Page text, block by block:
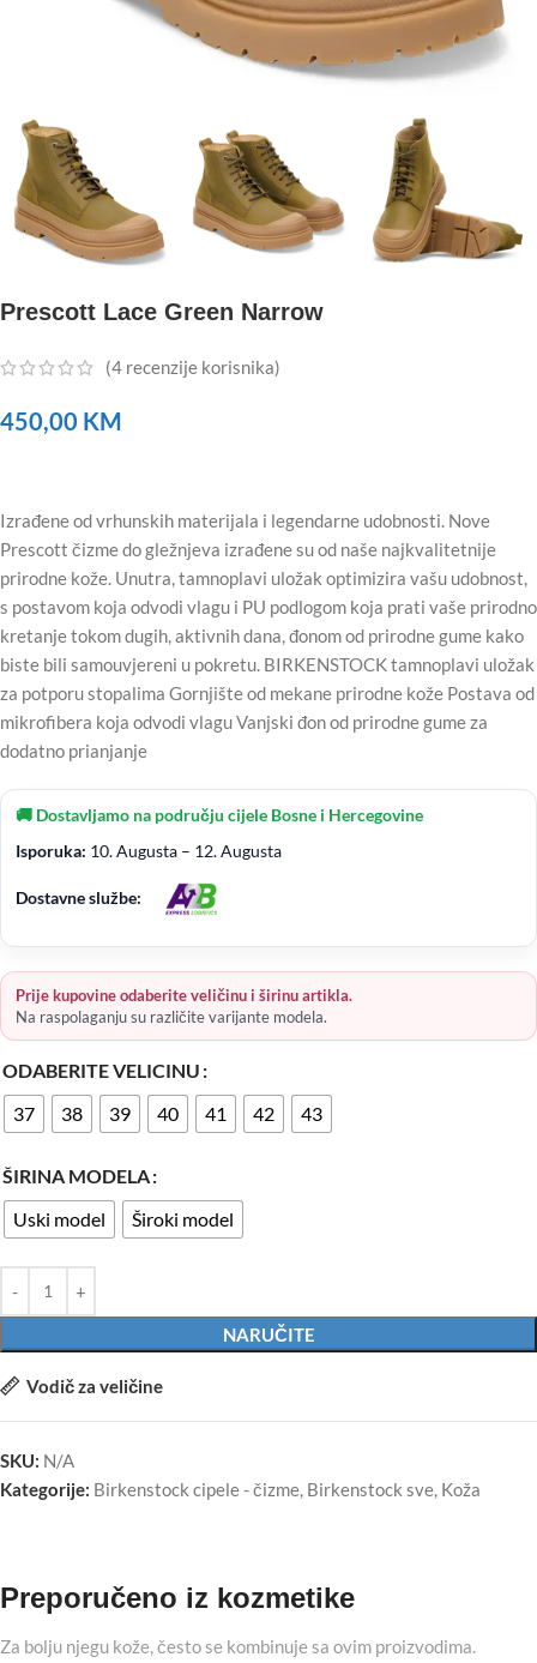
Prescott Lace Green Narrow
(4 recenzije korisnika)
450,00 KM
Izrađene od vrhunskih materijala i legendarne udobnosti. Nove
Prescott čizme do gležnjeva izrađene su od naše najkvalitetnije
prirodne kože. Unutra, tamnoplavi uložak optimizira vašu udobnost,
s postavom koja odvodi vlagu i PU podlogom koja prati vaše prirodno
kretanje tokom dugih, aktivnih dana, đonom od prirodne gume kako
biste bili samouvjereni u pokretu. BIRKENSTOCK tamnoplavi uložak
za potporu stopalima Gornjište od mekane prirodne kože Postava od
mikrofibera koja odvodi vlagu Vanjski đon od prirodne gume za
dodatno prianjanje
🚚 Dostavljamo na području cijele Bosne i Hercegovine
Isporuka: 10. Augusta – 12. Augusta
Dostavne službe:
Prije kupovine odaberite veličinu i širinu artikla.
Na raspolaganju su različite varijante modela.
ODABERITE VELICINU
37
38 39 40 41 42 43
ŠIRINA MODELA
Uski model
Široki model
NARUČITE
Vodič za veličine
SKU: N/A
Kategorije: Birkenstock cipele - čizme Birkenstock sve Koža
Preporučeno iz kozmetike
Za bolju njegu kože, često se kombinuje sa ovim proizvodima.